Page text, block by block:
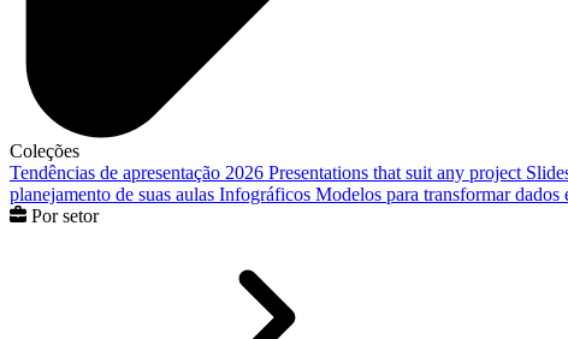
Coleções
Tendências de apresentação 2026 Presentations that suit any project
planejamento de suas aulas Infográficos Modelos para transformar dados
Por setor